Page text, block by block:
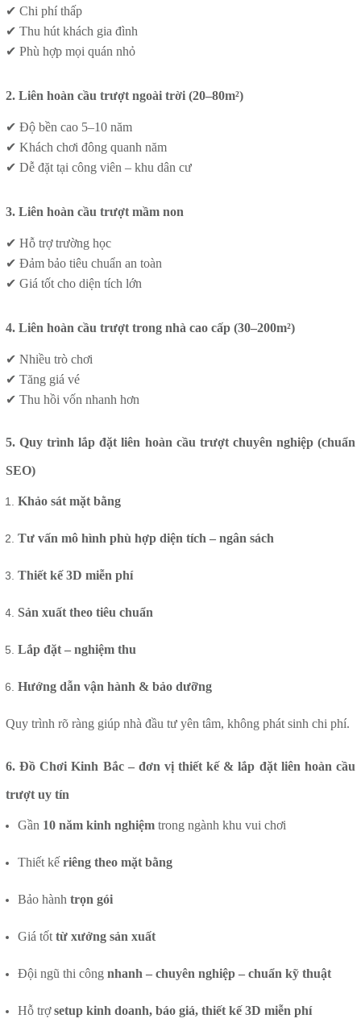
✔ Chi phí thấp
✔ Thu hút khách gia đình
✔ Phù hợp mọi quán nhỏ
2. Liên hoàn cầu trượt ngoài trời (20–80m²)
✔ Độ bền cao 5–10 năm
✔ Khách chơi đông quanh năm
✔ Dễ đặt tại công viên – khu dân cư
3. Liên hoàn cầu trượt mầm non
✔ Hỗ trợ trường học
✔ Đảm bảo tiêu chuẩn an toàn
✔ Giá tốt cho diện tích lớn
4. Liên hoàn cầu trượt trong nhà cao cấp (30–200m²)
✔ Nhiều trò chơi
✔ Tăng giá vé
✔ Thu hồi vốn nhanh hơn
5. Quy trình lắp đặt liên hoàn cầu trượt chuyên nghiệp (chuẩn
SEO)
Khảo sát mặt bằng
Tư vấn mô hình phù hợp diện tích – ngân sách
Thiết kế 3D miễn phí
Sản xuất theo tiêu chuẩn
Lắp đặt – nghiệm thu
Hướng dẫn vận hành & bảo dưỡng
Quy trình rõ ràng giúp nhà đầu tư yên tâm, không phát sinh chi phí.
6. Đồ Chơi Kinh Bắc – đơn vị thiết kế & lắp đặt liên hoàn cầu
trượt uy tín
Gần 10 năm kinh nghiệm trong ngành khu vui chơi
Thiết kế riêng theo mặt bằng
Bảo hành trọn gói
Giá tốt từ xưởng sản xuất
Đội ngũ thi công nhanh – chuyên nghiệp – chuẩn kỹ thuật
Hỗ trợsetup kinh doanh, báo giá, thiết kế 3D miễn phí